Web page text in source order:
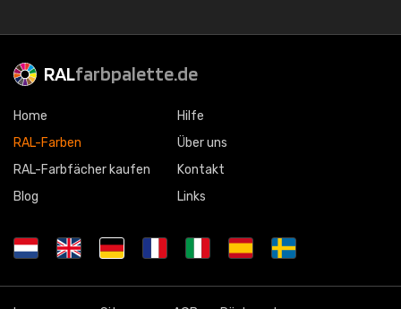
RALfarbpalette.de
Home
RAL-Farben
RAL-Farbfächer kaufen
Blog
Hilfe
Über uns
Kontakt
Links